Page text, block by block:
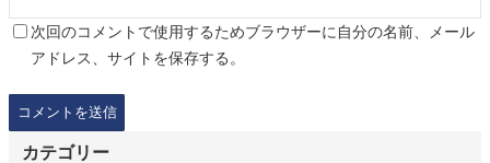
次回のコメントで使用するためブラウザーに自分の名前、メール
アドレス、サイトを保存する。
カテゴリー